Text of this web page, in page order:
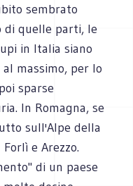
sembrato
di quelle parti, le
in Italia siano
massimo, per lo
sparse
In Romagna, se
sull'Alpe della
e Arezzo.
di un paese